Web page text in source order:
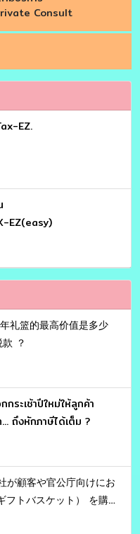
Consult
EZ.
EZ(easy)
？
กระเช้าปีใหม่ให้ลูกค้า
ถึงหักภาษีได้เต็ม ?
フトバスケット） を購